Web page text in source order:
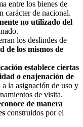
entre los bienes de
carácter de nacional.
no utilizado del
los deslindes de
de los mismos de
establece ciertas
o enajenación de
la asignación de uso y
de visita.
de manera
construidos por el